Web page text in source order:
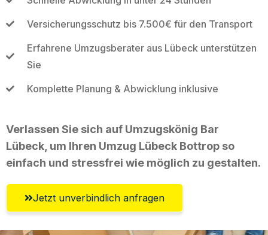
Versicherungsschutz bis 7.500€ für den Transport
Erfahrene Umzugsberater aus Lübeck unterstützen
Sie
Komplette Planung & Abwicklung inklusive
Verlassen Sie sich auf Umzugskönig Bar
Lübeck, um Ihren Umzug Lübeck Bottrop so
einfach und stressfrei wie möglich zu gestalten.
Jetzt unverbindlich anfragen